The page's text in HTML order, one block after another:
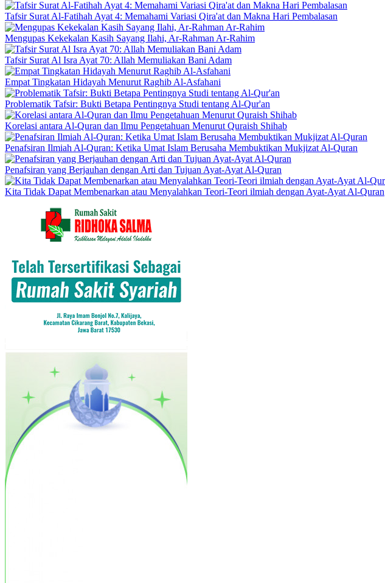
Tafsir Surat Al-Fatihah Ayat 4: Memahami Variasi Qira'at dan Makna Hari Pembalasan
Mengupas Kekekalan Kasih Sayang Ilahi, Ar-Rahman Ar-Rahim
Tafsir Surat Al Isra Ayat 70: Allah Memuliakan Bani Adam
Empat Tingkatan Hidayah Menurut Raghib Al-Asfahani
Problematik Tafsir: Bukti Betapa Pentingnya Studi tentang Al-Qur'an
Korelasi antara Al-Quran dan Ilmu Pengetahuan Menurut Quraish Shihab
Penafsiran Ilmiah Al-Quran: Ketika Umat Islam Berusaha Membuktikan Mukjizat Al-Quran
Penafsiran yang Berjauhan dengan Arti dan Tujuan Ayat-Ayat Al-Quran
Kita Tidak Dapat Membenarkan atau Menyalahkan Teori-Teori ilmiah dengan Ayat-Ayat Al-Quran